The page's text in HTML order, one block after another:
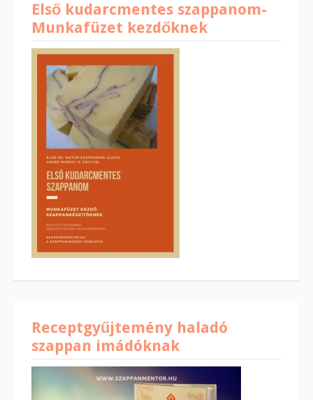
Első kudarcmentes szappanom-
Munkafüzet kezdőknek
Receptgyűjtemény haladó
szappan imádóknak